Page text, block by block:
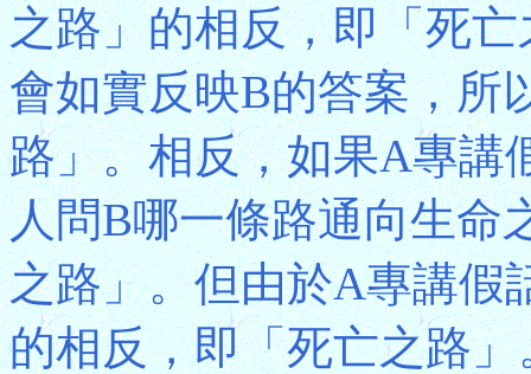
之路」的相反，即「死
會如實反映B的答案，所
路」。相反，如果A專講
人問B哪一條路通向生命
之路」。但由於A專講假
的相反，即「死亡之路